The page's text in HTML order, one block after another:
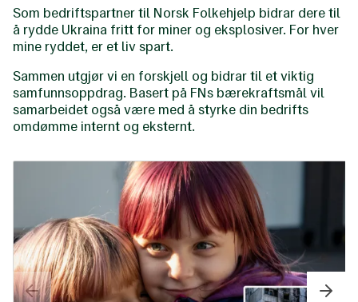
Som bedriftspartner til Norsk Folkehjelp bidrar dere til
å rydde Ukraina fritt for miner og eksplosiver. For hver
mine ryddet, er et liv spart.
Sammen utgjør vi en forskjell og bidrar til et viktig
samfunnsoppdrag. Basert på FNs bærekraftsmål vil
samarbeidet også være med å styrke din bedrifts
omdømme internt og eksternt.